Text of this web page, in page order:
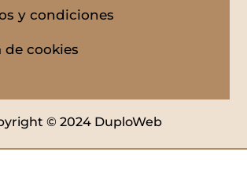
y condiciones
de cookies
© 2024 DuploWeb